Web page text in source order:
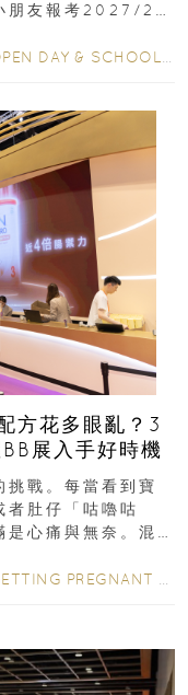
朋友報考2027/28
DAY & SCHOOL EVENTS
方花多眼亂？3
展入手好時機
挑戰。每當看到寶
者肚仔「咕嚕咕
是心痛與無奈。混
PREGNANT